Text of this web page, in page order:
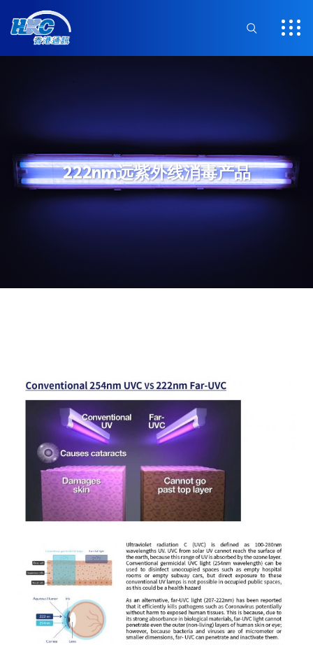
222nm远紫外线消毒产品